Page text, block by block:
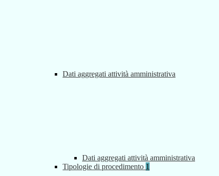
Dati aggregati attività amministrativa
Dati aggregati attività amministrativa
Tipologie di procedimento 1